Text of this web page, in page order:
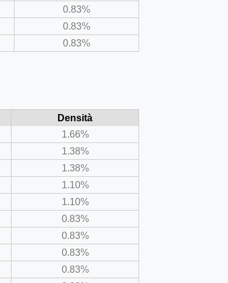
0.83%
0.83%
0.83%
Densità
1.66%
1.38%
1.38%
1.10%
1.10%
0.83%
0.83%
0.83%
0.83%